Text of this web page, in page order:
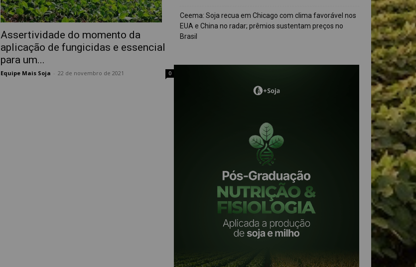
Assertividade do momento da
aplicação de fungicidas e essencial
para um...
Equipe Mais Soja 22 de novembro de 2021 0
Ceema: Soja recua em Chicago com clima favorável nos
EUA e China no radar; prêmios sustentam preços no
Brasil